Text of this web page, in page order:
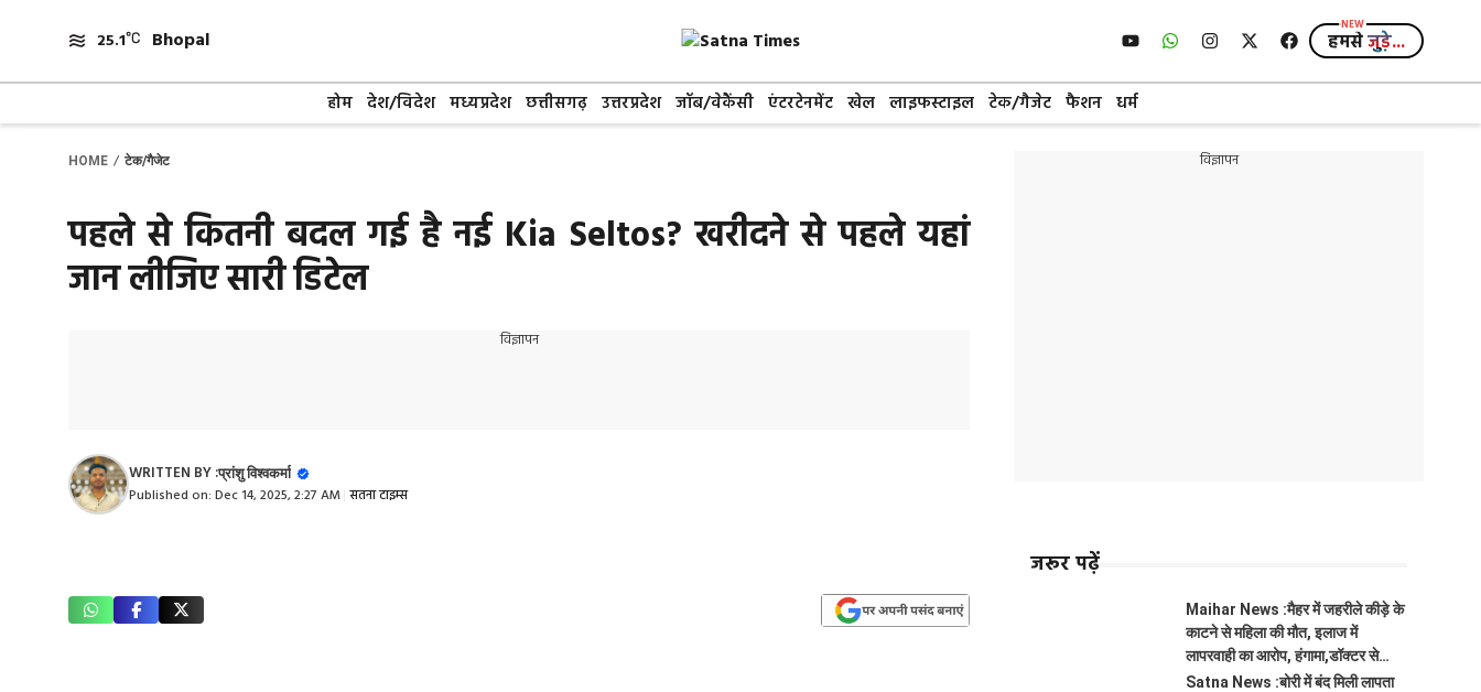
content
25.1 Bhopal हमसेजुड़े...
होम देश/विदेश मध्यप्रदेश छत्तीसगढ़ उत्तरप्रदेश जॉब/वेकैंसी एंटरटेनमेंट खेल लाइफस्टाइल टेक/गैजेट फैशन धर्म
HOME / टेक/गैजेट
पहले से कितनी बदल गई है नई Kia Seltos? खरीदने से पहले यहां
जान लीजिए सारी डिटेल
विज्ञापन
WRITTEN BY :प्रांशु विश्वकर्मा
Published on: Dec 14, 2025, 2:27 AM सतना टाइम्स
विज्ञापन
जरूर पढ़ें
Maihar News :मैहर में जहरीले कीड़े के
काटने से महिला की मौत, इलाज में
लापरवाही का आरोप, हंगामा,डॉक्टर से
झूमाझटकी
Satna News :बोरी में बंद मिली लापता